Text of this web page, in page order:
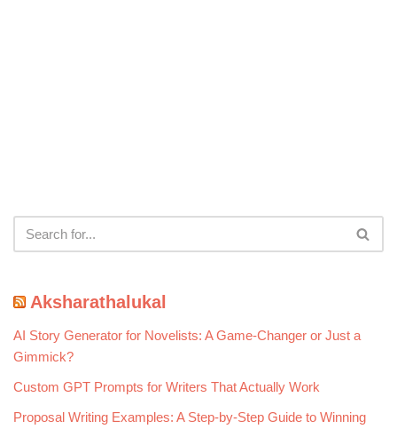
Aksharathalukal
AI Story Generator for Novelists: A Game-Changer or Just a
Gimmick?
Custom GPT Prompts for Writers That Actually Work
Proposal Writing Examples: A Step-by-Step Guide to Winning